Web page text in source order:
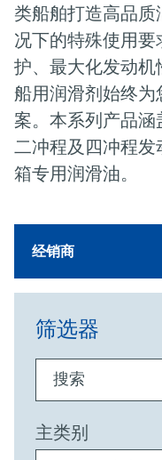
类船舶打造高品
况下的特殊使用
护、最大化发动机
船用润滑剂始终
案。本系列产品
二冲程及四冲程
箱专用润滑油。
筛选器
搜索
主类别